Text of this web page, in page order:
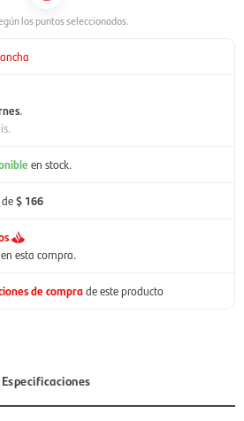
.
en stock.
$ 166
esta compra.
de comprade este producto
Especificaciones